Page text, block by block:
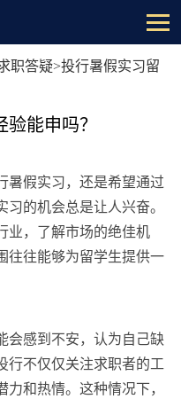
职答疑>投行暑假实习留
能申吗？
暑假实习，还是希望通过
的机会总是让人兴奋。
业，了解市场的绝佳机
往往能够为留学生提供一
会感到不安，认为自己缺
行不仅仅关注求职者的工
和热情。这种情况下，